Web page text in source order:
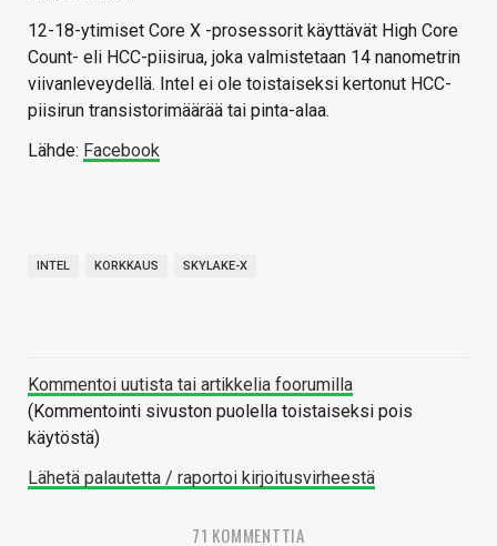
12-18-ytimiset Core X -prosessorit käyttävät High Core
Count- eli HCC-piisirua, joka valmistetaan 14 nanometrin
viivanleveydellä. Intel ei ole toistaiseksi kertonut HCC-
piisirun transistorimäärää tai pinta-alaa.
Lähde: Facebook
INTEL KORKKAUS SKYLAKE-X
Kommentoi uutista tai artikkelia foorumilla
(Kommentointi sivuston puolella toistaiseksi pois
käytöstä)
Lähetä palautetta / raportoi kirjoitusvirheestä
71 KOMMENTTIA